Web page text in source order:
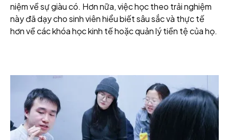
niệm về sự giàu có. Hơn nữa, việc học theo trải nghiệm
này đã dạy cho sinh viên hiểu biết sâu sắc và thực tế
hơn về các khóa học kinh tế hoặc quản lý tiền tệ của họ.